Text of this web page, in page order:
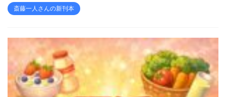
斎藤一人さんの新刊本